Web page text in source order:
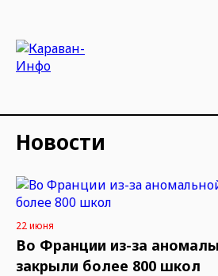
Новости
22 июня
Во Франции из-за
закрыли более 800 школ